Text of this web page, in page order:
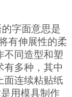
字面意思是
有伸展性的柔
不同造型和塑
有多种，其中
面连续粘贴纸
用模具制作